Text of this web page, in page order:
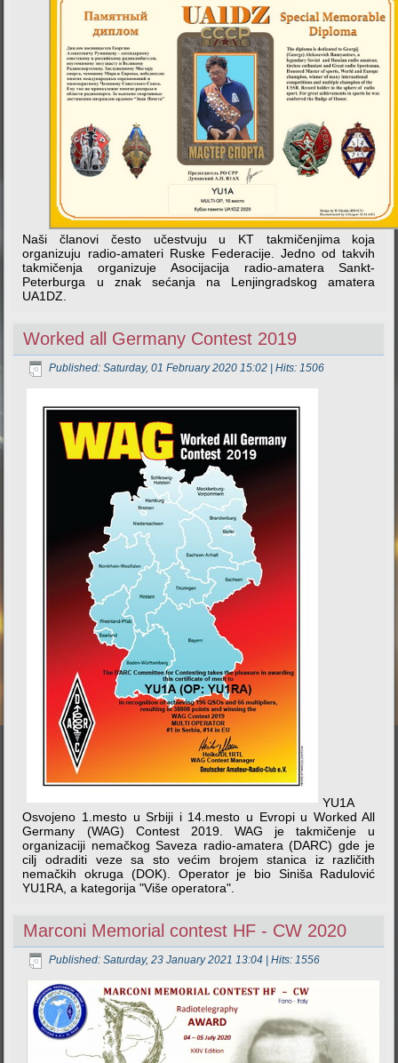
Naši članovi često učestvuju u KT takmičenjima koja
organizuju radio-amateri Ruske Federacije. Jedno od takvih
takmičenja organizuje Asocijacija radio-amatera Sankt-
Peterburga u znak sećanja na Lenjingradskog amatera
UA1DZ.
Worked all Germany Contest 2019
Published: Saturday, 01 February 2020 15:02 | Hits: 1506
YU1A
Osvojeno 1.mesto u Srbiji i 14.mesto u Evropi u Worked All
Germany (WAG) Contest 2019. WAG je takmičenje u
organizaciji nemačkog Saveza radio-amatera (DARC) gde je
cilj odraditi veze sa sto većim brojem stanica iz različith
nemačkih okruga (DOK). Operator je bio Siniša Radulović
YU1RA, a kategorija "Više operatora".
Marconi Memorial contest HF - CW 2020
Published: Saturday, 23 January 2021 13:04 | Hits: 1556